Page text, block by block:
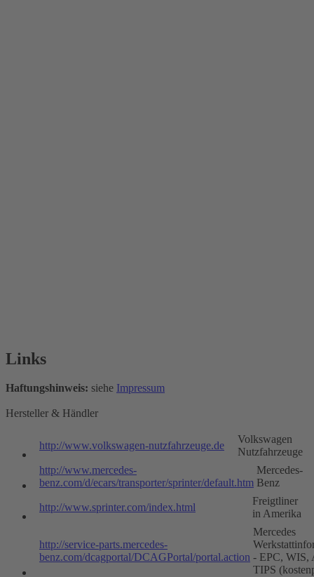
Links
Haftungshinweis: siehe Impressum
Hersteller & Händler
http://www.volkswagen-nutzfahrzeuge.de
Volkswagen
Nutzfahrzeuge
http://www.mercedes-
benz.com/d/ecars/transporter/sprinter/default.htm
Mercedes-
Benz
http://www.sprinter.com/index.html
Freigtliner
in Amerika
http://service-parts.mercedes-
benz.com/dcagportal/DCAGPortal/portal.action
Mercedes
- EPC, WIS,
TIPS